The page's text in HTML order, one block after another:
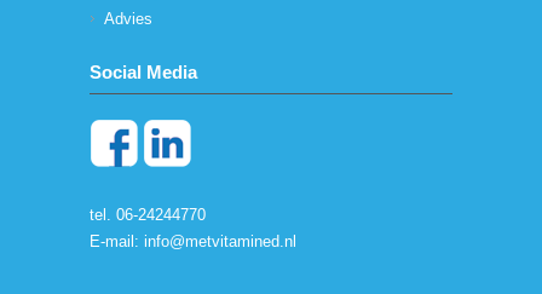
Advies
Social Media
tel. 06-24244770
E-mail: info@metvitamined.nl